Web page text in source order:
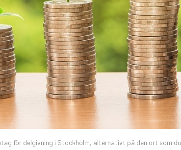
för delgivning i Stockholm, alternativt på den ort som du